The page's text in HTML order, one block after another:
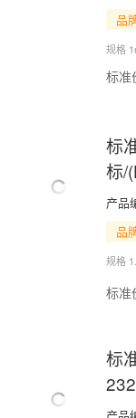
品
规格
标准
标
标/
产品
品
规格
标准
标